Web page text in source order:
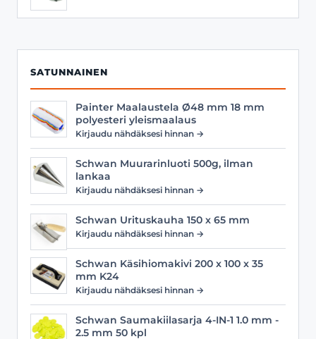
SATUNNAINEN
Painter Maalaustela Ø48 mm 18 mm
polyesteri yleismaalaus
Kirjaudu nähdäksesi hinnan →
Schwan Muurarinluoti 500g, ilman
lankaa
Kirjaudu nähdäksesi hinnan →
Schwan Urituskauha 150 x 65 mm
Kirjaudu nähdäksesi hinnan →
Schwan Käsihiomakivi 200 x 100 x 35
mm K24
Kirjaudu nähdäksesi hinnan →
Schwan Saumakiilasarja 4-IN-1 1.0 mm -
2.5 mm 50 kpl